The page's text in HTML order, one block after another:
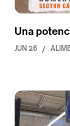
Una
JUN 26 /